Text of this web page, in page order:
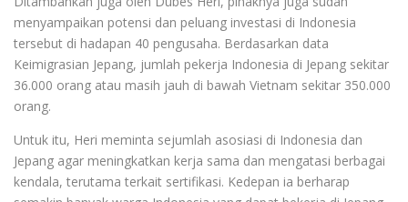
menyampaikan potensi dan peluang investasi di Indonesia
tersebut di hadapan 40 pengusaha. Berdasarkan data
Keimigrasian Jepang, jumlah pekerja Indonesia di Jepang sekitar
36.000 orang atau masih jauh di bawah Vietnam sekitar 350.000
orang.
Untuk itu, Heri meminta sejumlah asosiasi di Indonesia dan
Jepang agar meningkatkan kerja sama dan mengatasi berbagai
kendala, terutama terkait sertifikasi. Kedepan ia berharap